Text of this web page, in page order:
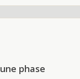
phase